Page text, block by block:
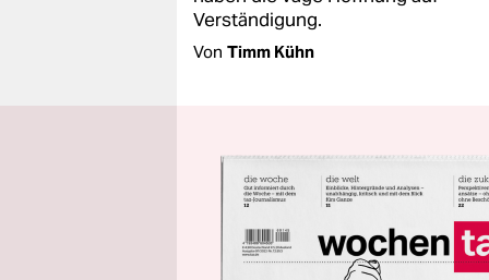
Verständigung.
Von Timm Kühn